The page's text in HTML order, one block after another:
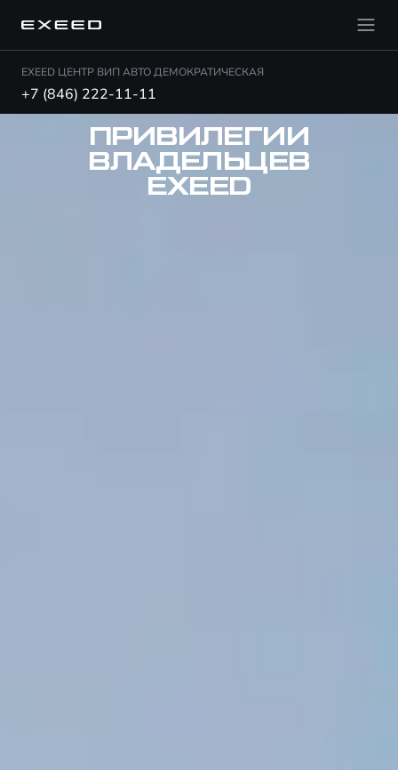
EXEED ЦЕНТР ВИП АВТО ДЕМОКРАТИЧЕСКАЯ
+7 (846) 222-11-11
ПРИВИЛЕГИИ
ВЛАДЕЛЬЦЕВ
EXEED